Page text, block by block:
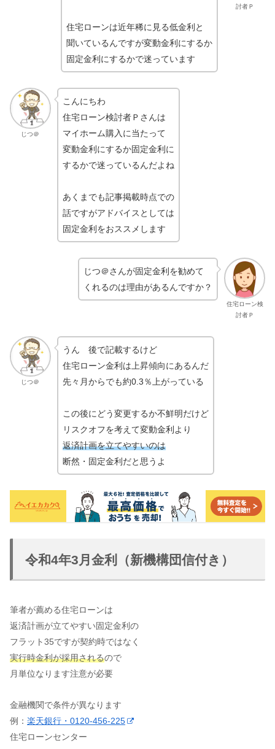
討者Ｐ
住宅ローンは近年稀に見る低金利と
聞いているんですが変動金利にするか
固定金利にするかで迷っています
じつ＠
こんにちわ
住宅ローン検討者Ｐさんは
マイホーム購入に当たって
変動金利にするか固定金利に
するかで迷っているんだよね
あくまでも記事掲載時点での
話ですがアドバイスとしては
固定金利をおススメします
住宅ローン検
討者Ｐ
じつ＠さんが固定金利を勧めて
くれるのは理由があるんですか？
じつ＠
うん 後で記載するけど
住宅ローン金利は上昇傾向にあるんだ
先々月からでも約0.3％上がっている
この後にどう変更するか不鮮明だけど
リスクオフを考えて変動金利より
返済計画を立てやすいのは
断然・固定金利だと思うよ
令和4年3月金利（新機構団信付き）
筆者が薦める住宅ローンは
返済計画が立てやすい固定金利の
フラット35ですが契約時ではなく
実行時金利が採用されるので
月単位なります注意が必要
金融機関で条件が異なります
例： 楽天銀行・0120-456-225
住宅ローンセンター